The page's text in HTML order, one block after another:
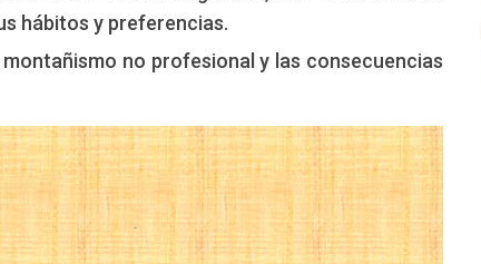
hábitos y preferencias.
no profesional y las consecuencias